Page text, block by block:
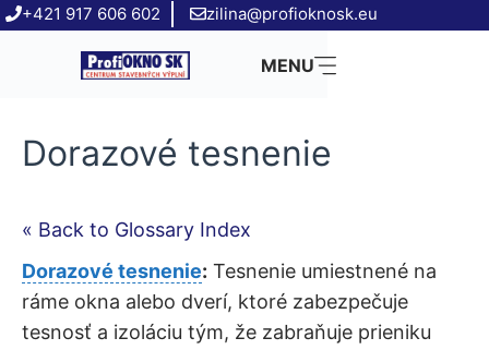
Preskočiť
+421 917 606 602 zilina@profioknosk.eu
MENU
Dorazové tesnenie
« Back to Glossary Index
Dorazové tesnenie: Tesnenie umiestnené na
ráme okna alebo dverí, ktoré zabezpečuje
tesnosť a izoláciu tým, že zabraňuje prieniku